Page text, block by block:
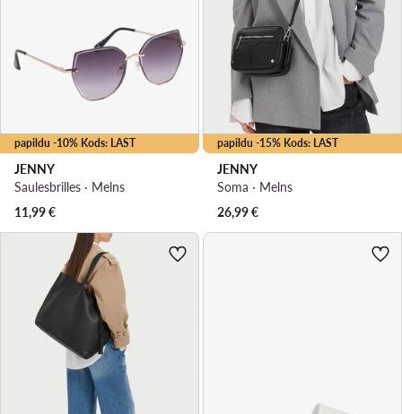
papildu -10% Kods: LAST
JENNY
Saulesbrilles · Melns
11,99€
papildu -15% Kods: LAST
JENNY
Soma · Melns
26,99€